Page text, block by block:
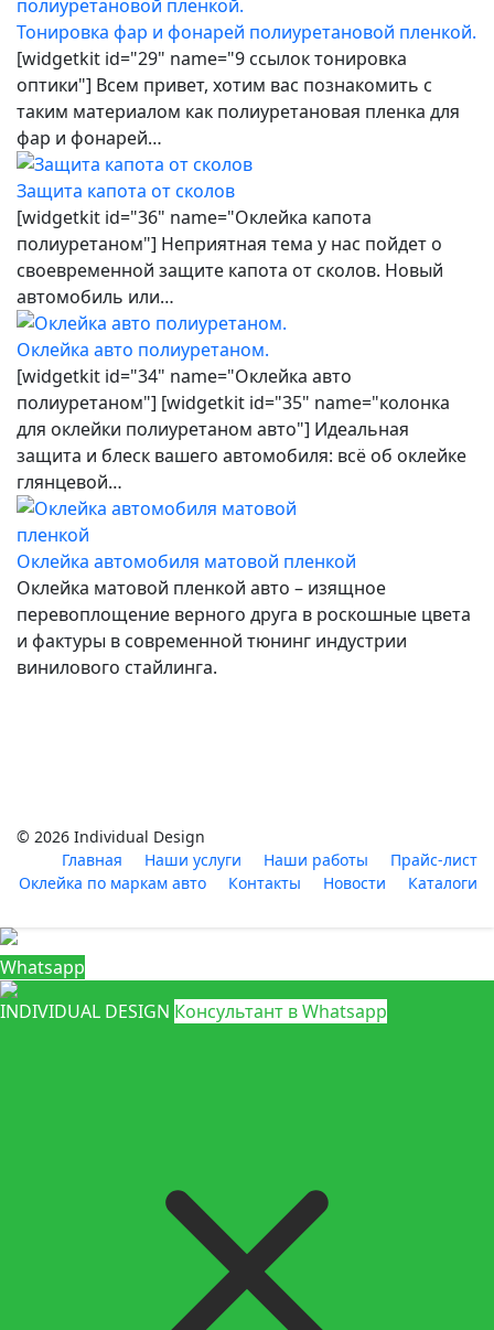
Тонировка фар и фонарей полиуретановой пленкой.
[widgetkit id="29" name="9 ссылок тонировка
оптики"] Всем привет, хотим вас познакомить с
таким материалом как полиуретановая пленка для
фар и фонарей…
Защита капота от сколов
[widgetkit id="36" name="Оклейка капота
полиуретаном"] Неприятная тема у нас пойдет о
своевременной защите капота от сколов. Новый
автомобиль или…
Оклейка авто полиуретаном.
[widgetkit id="34" name="Оклейка авто
полиуретаном"] [widgetkit id="35" name="колонка
для оклейки полиуретаном авто"] Идеальная
защита и блеск вашего автомобиля: всё об оклейке
глянцевой…
Оклейка автомобиля матовой пленкой
Оклейка матовой пленкой авто – изящное
перевоплощение верного друга в роскошные цвета
и фактуры в современной тюнинг индустрии
винилового стайлинга.
© 2026 Individual Design
Главная
Наши услуги Наши работы
Прайс-лист
Оклейка по маркам авто
Контакты Новости Каталоги
Whatsapp
INDIVIDUAL DESIGN Консультант в Whatsapp